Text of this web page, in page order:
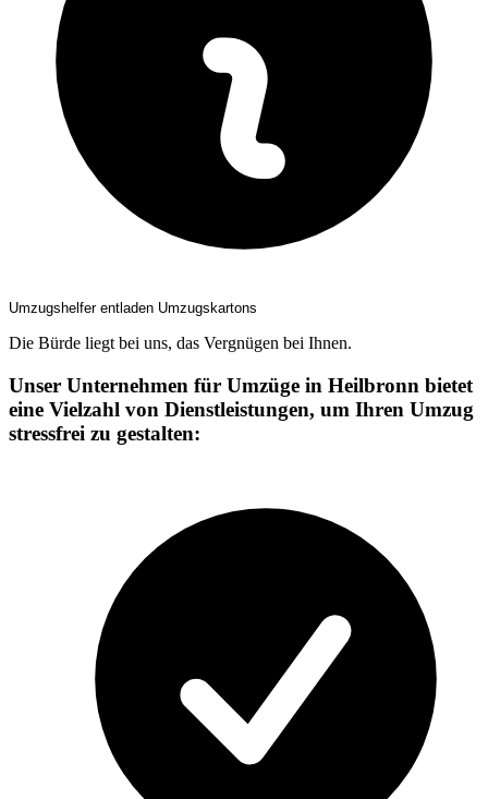
Umzugshelfer entladen Umzugskartons
Die Bürde liegt bei uns, das Vergnügen bei Ihnen.
Unser Unternehmen für Umzüge in Heilbronn bietet
eine Vielzahl von Dienstleistungen, um Ihren Umzug
stressfrei zu gestalten: